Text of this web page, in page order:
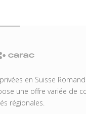
en Suisse
une offre variée de
régionales.